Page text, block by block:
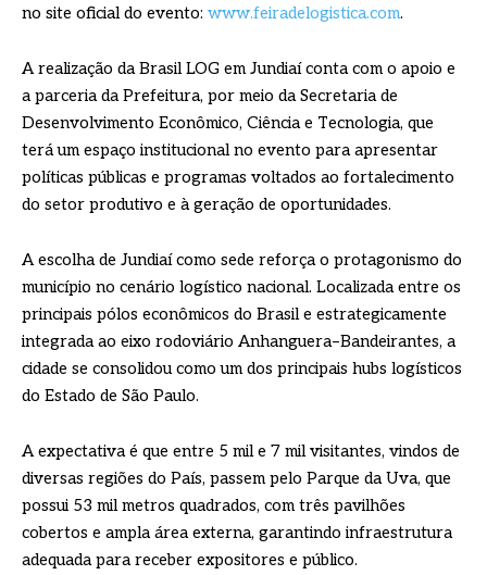
no site oficial do evento: www.feiradelogistica.com.
A realização da Brasil LOG em Jundiaí conta com o apoio e
a parceria da Prefeitura, por meio da Secretaria de
Desenvolvimento Econômico, Ciência e Tecnologia, que
terá um espaço institucional no evento para apresentar
políticas públicas e programas voltados ao fortalecimento
do setor produtivo e à geração de oportunidades.
A escolha de Jundiaí como sede reforça o protagonismo do
município no cenário logístico nacional. Localizada entre os
principais pólos econômicos do Brasil e estrategicamente
integrada ao eixo rodoviário Anhanguera–Bandeirantes, a
cidade se consolidou como um dos principais hubs logísticos
do Estado de São Paulo.
A expectativa é que entre 5 mil e 7 mil visitantes, vindos de
diversas regiões do País, passem pelo Parque da Uva, que
possui 53 mil metros quadrados, com três pavilhões
cobertos e ampla área externa, garantindo infraestrutura
adequada para receber expositores e público.